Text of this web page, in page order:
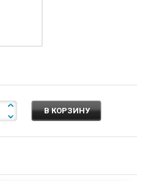
В КОРЗИНУ